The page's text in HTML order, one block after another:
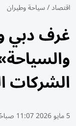
اقتصاد/سياحة وطيران
غرف دبي
الشركات
5 مايو 2026 11:07 صباحًا